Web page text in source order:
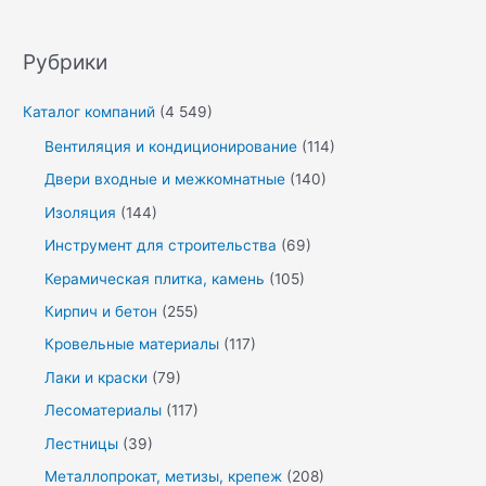
Рубрики
Каталог компаний (4 549)
Вентиляция и кондиционирование (114)
Двери входные и межкомнатные (140)
Изоляция (144)
Инструмент для строительства (69)
Керамическая плитка, камень (105)
Кирпич и бетон (255)
Кровельные материалы (117)
Лаки и краски (79)
Лесоматериалы (117)
Лестницы (39)
Металлопрокат, метизы, крепеж (208)